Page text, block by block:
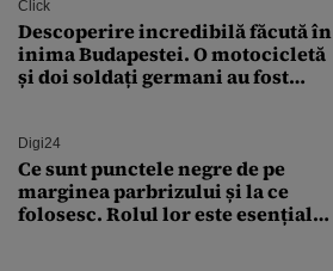
Click
Descoperire incredibilă făcută în
inima Budapestei. O motocicletă
și doi soldați germani au fost
Digi24
Ce sunt punctele negre de pe
marginea parbrizului și la ce
folosesc. Rolul lor este esențial